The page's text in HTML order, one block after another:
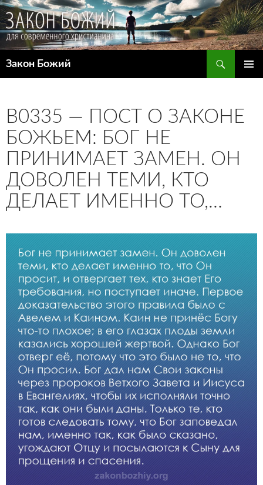
Закон Божий
B0335 — ПОСТ О ЗАКОНЕ
БОЖЬЕМ: БОГ НЕ
ПРИНИМАЕТ ЗАМЕН. ОН
ДОВОЛЕН ТЕМИ, КТО
ДЕЛАЕТ ИМЕННО ТО,…